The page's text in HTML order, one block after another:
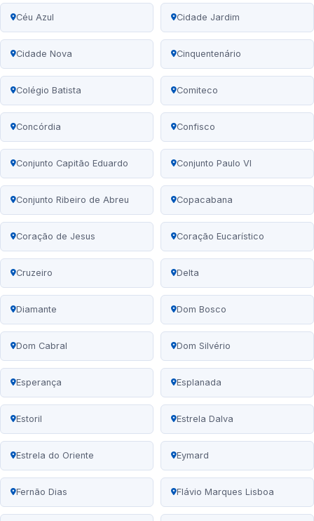
Céu Azul Cidade Jardim
Cidade Nova Cinquentenário
Colégio Batista Comiteco
Concórdia Confisco
Conjunto Capitão Eduardo Conjunto Paulo VI
Conjunto Ribeiro de Abreu Copacabana
Coração de Jesus Coração Eucarístico
Cruzeiro Delta
Diamante Dom Bosco
Dom Cabral Dom Silvério
Esperança Esplanada
Estoril Estrela Dalva
Estrela do Oriente Eymard
Fernão Dias Flávio Marques Lisboa